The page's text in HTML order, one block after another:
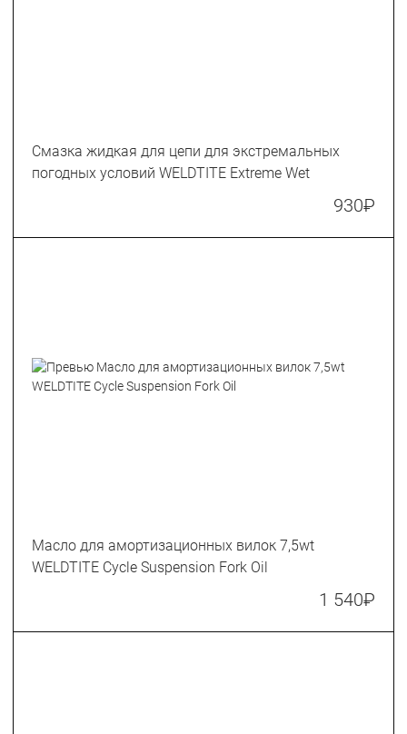
Смазка жидкая для цепи для экстремальных
погодных условий WELDTITE Extreme Wet
930₽
Масло для амортизационных вилок 7,5wt
WELDTITE Cycle Suspension Fork Oil
1 540₽